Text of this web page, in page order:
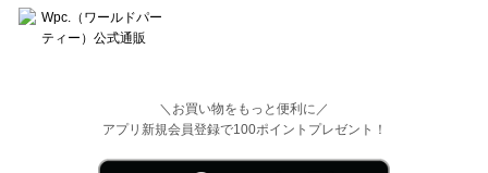
＼お買い物をもっと便利に／
アプリ新規会員登録で100ポイントプレゼント！